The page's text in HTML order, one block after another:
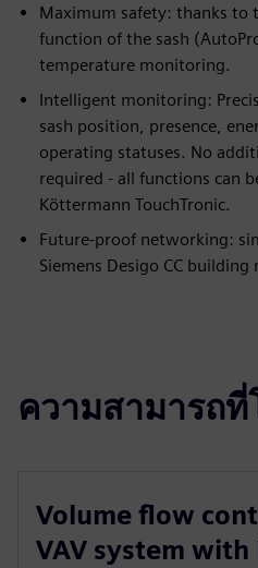
Maximum safety: thanks to
function of the sash
temperature monitoring.
Intelligent monitoring:
sash position, presence,
operating statuses. No
required - all functions can
Köttermann TouchTronic.
Future-proof networking:
Siemens Desigo CC
ความสามารถที่
Volume flow
VAV system with